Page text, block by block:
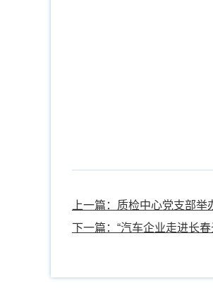
上一篇：质检中心党支部
下一篇：“汽车企业走进长